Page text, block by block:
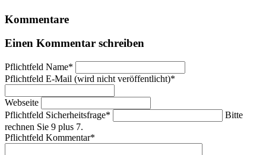
Kommentare
Einen Kommentar schreiben
Pflichtfeld Name*
Pflichtfeld E-Mail (wird nicht veröffentlicht)*
Webseite
Pflichtfeld Sicherheitsfrage*
Bitte
rechnen Sie 9 plus 7.
Pflichtfeld Kommentar*